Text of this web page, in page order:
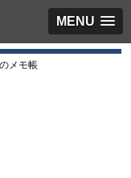
MENU
メモ帳